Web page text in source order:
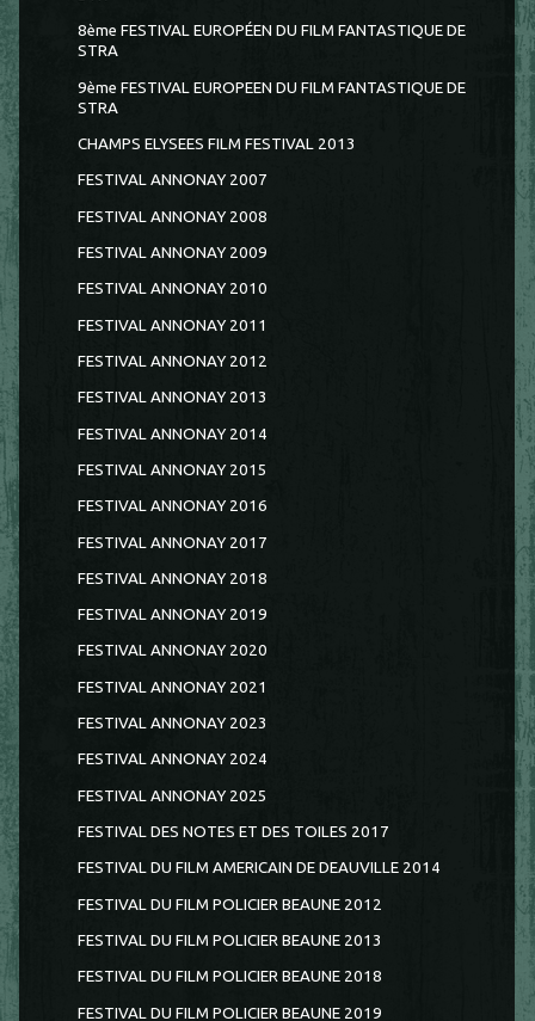
8ème FESTIVAL EUROPÉEN DU FILM FANTASTIQUE DE
STRA
9ème FESTIVAL EUROPEEN DU FILM FANTASTIQUE DE
STRA
CHAMPS ELYSEES FILM FESTIVAL 2013
FESTIVAL ANNONAY 2007
FESTIVAL ANNONAY 2008
FESTIVAL ANNONAY 2009
FESTIVAL ANNONAY 2010
FESTIVAL ANNONAY 2011
FESTIVAL ANNONAY 2012
FESTIVAL ANNONAY 2013
FESTIVAL ANNONAY 2014
FESTIVAL ANNONAY 2015
FESTIVAL ANNONAY 2016
FESTIVAL ANNONAY 2017
FESTIVAL ANNONAY 2018
FESTIVAL ANNONAY 2019
FESTIVAL ANNONAY 2020
FESTIVAL ANNONAY 2021
FESTIVAL ANNONAY 2023
FESTIVAL ANNONAY 2024
FESTIVAL ANNONAY 2025
FESTIVAL DES NOTES ET DES TOILES 2017
FESTIVAL DU FILM AMERICAIN DE DEAUVILLE 2014
FESTIVAL DU FILM POLICIER BEAUNE 2012
FESTIVAL DU FILM POLICIER BEAUNE 2013
FESTIVAL DU FILM POLICIER BEAUNE 2018
FESTIVAL DU FILM POLICIER BEAUNE 2019